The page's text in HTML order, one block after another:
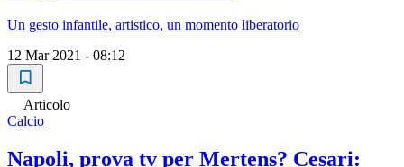
Un gesto infantile, artistico, un momento liberatorio
12 Mar 2021 - 08:12
Articolo
Calcio
Napoli, prova tv per Mertens? Cesari: